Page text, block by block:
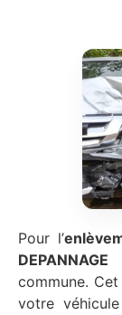
Pour l’
DEPANNAGE
commune.
votre